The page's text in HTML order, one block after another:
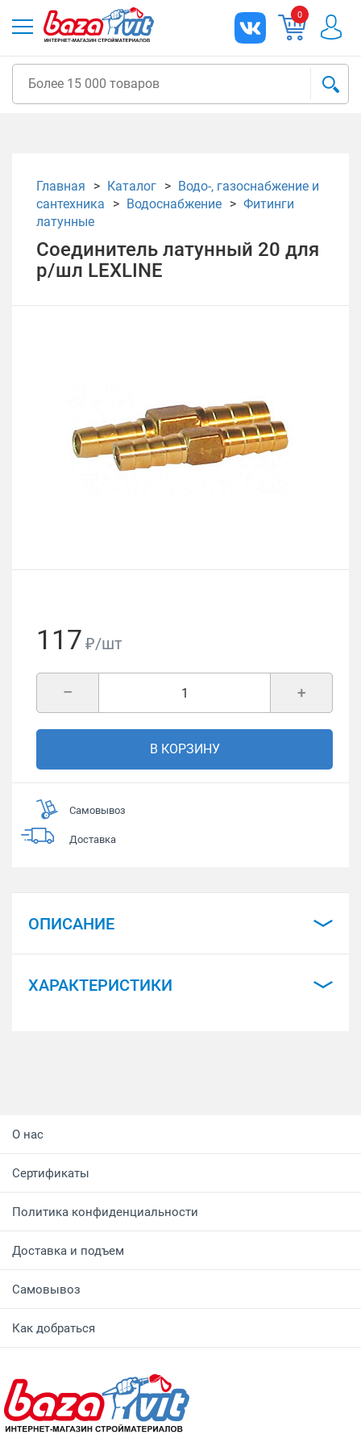
0
Главная Каталог
Водо-, газоснабжение и
сантехника
Водоснабжение
Фитинги
латунные
Соединитель латунный 20 для
р/шл LEXLINE
117 ₽/шт
+
–
В КОРЗИНУ
Самовывоз
Доставка
ОПИСАНИЕ
ХАРАКТЕРИСТИКИ
О нас
Сертификаты
Политика конфиденциальности
Доставка и подъем
Самовывоз
Как добраться